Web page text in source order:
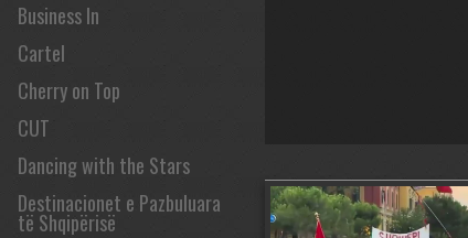
Business In
Cartel
Cherry on Top
CUT
Dancing with the Stars
Destinacionet e Pazbuluara
të Shqipërisë